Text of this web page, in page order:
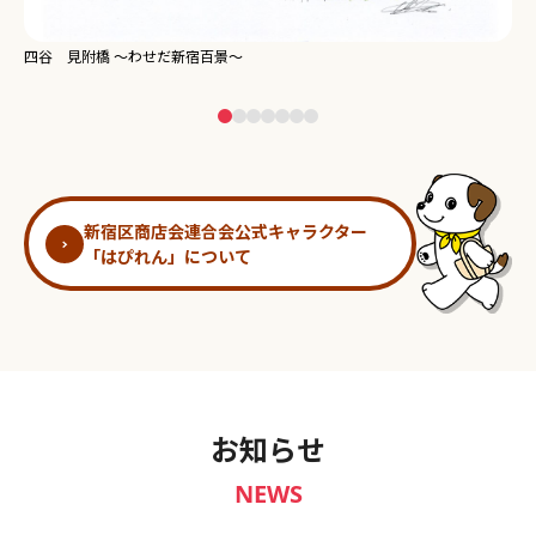
新宿区商店会連合会公式キャラクター
「はぴれん」について
お知らせ
NEWS